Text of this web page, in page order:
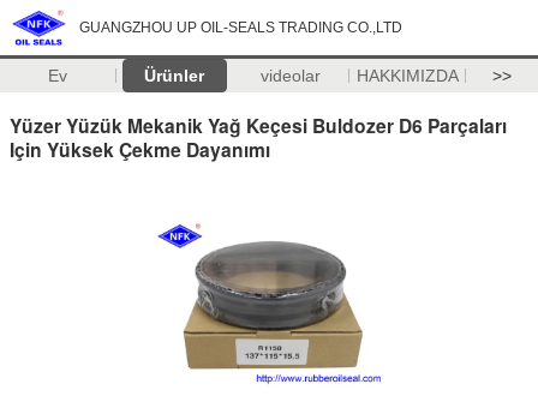
GUANGZHOU UP OIL-SEALS TRADING CO.,LTD
Ev Ürünler videolar HAKKIMIZDA >>
Yüzer Yüzük Mekanik Yağ Keçesi Buldozer D6 Parçaları
Için Yüksek Çekme Dayanımı